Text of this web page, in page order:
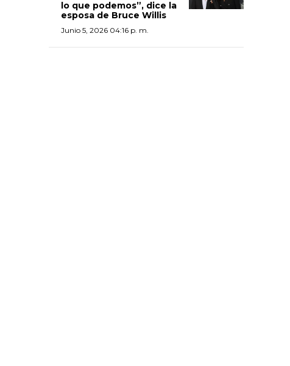
lo que podemos”, dice la
esposa de Bruce Willis
Junio 5, 2026 04:16 p. m.